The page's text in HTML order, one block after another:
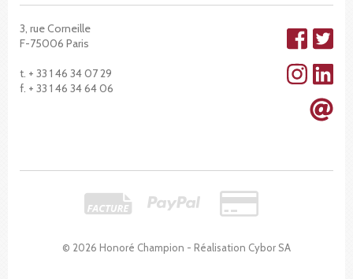
© 2026 Honoré Champion - Réalisation Cybor SA
3, rue Corneille
F-75006 Paris
t. + 33 1 46 34 07 29
f. + 33 1 46 34 64 06